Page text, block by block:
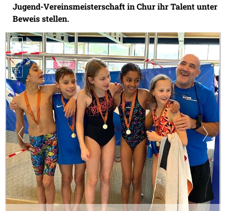
Jugend-Vereinsmeisterschaft in Chur ihr Talent unter
Beweis stellen.